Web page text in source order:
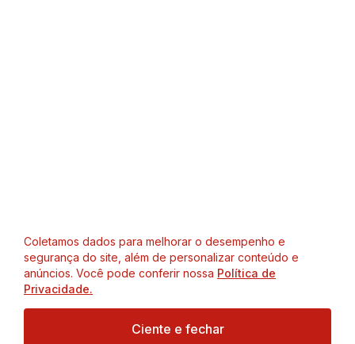
Coletamos dados para melhorar o desempenho e
segurança do site, além de personalizar conteúdo e
anúncios. Você pode conferir nossa Política de
Privacidade.
Ciente e fechar